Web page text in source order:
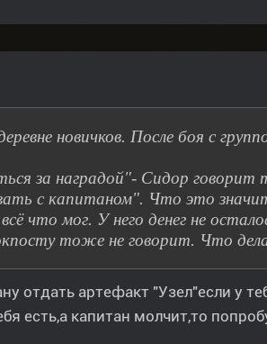
новичков. После боя с
за наградой"- Сидор говорит
с капитаном". Что это
что мог. У него денег не
тоже не говорит. Что
отдать артефакт "Узел"если у
есть,а капитан молчит,то